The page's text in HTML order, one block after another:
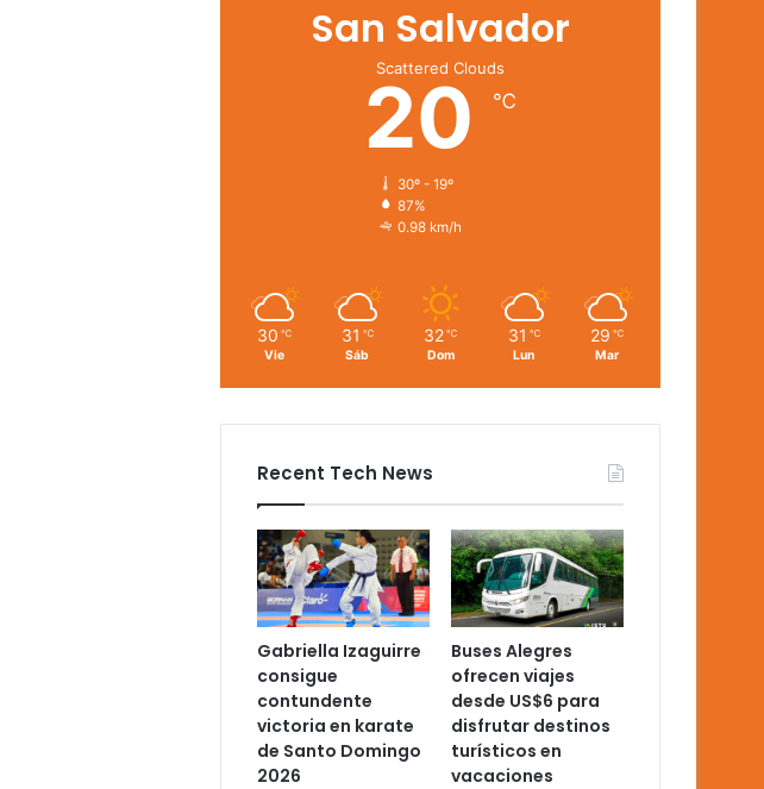
San Salvador
Scattered Clouds
20 ℃
30º - 19º
87%
0.98 km/h
30 ℃
Vie
31 ℃
Sáb
32 ℃
Dom
31 ℃
Lun
29 ℃
Mar
Recent Tech News
Gabriella Izaguirre
consigue
contundente
victoria en karate
de Santo Domingo
2026
Buses Alegres
ofrecen viajes
desde US$6 para
disfrutar destinos
turísticos en
vacaciones